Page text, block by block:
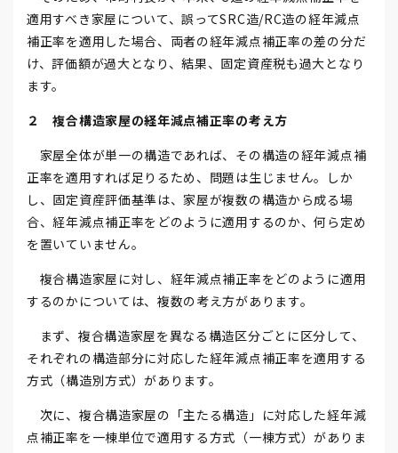
適用すべき家屋について、誤ってSRC造/RC造の経年減点
補正率を適用した場合、両者の経年減点補正率の差の分だ
け、評価額が過大となり、結果、固定資産税も過大となり
ます。
２ 複合構造家屋の経年減点補正率の考え方
家屋全体が単一の構造であれば、その構造の経年減点補
正率を適用すれば足りるため、問題は生じません。しか
し、固定資産評価基準は、家屋が複数の構造から成る場
合、経年減点補正率をどのように適用するのか、何ら定め
を置いていません。
複合構造家屋に対し、経年減点補正率をどのように適用
するのかについては、複数の考え方があります。
まず、複合構造家屋を異なる構造区分ごとに区分して、
それぞれの構造部分に対応した経年減点補正率を適用する
方式（構造別方式）があります。
次に、複合構造家屋の「主たる構造」に対応した経年減
点補正率を一棟単位で適用する方式（一棟方式）がありま